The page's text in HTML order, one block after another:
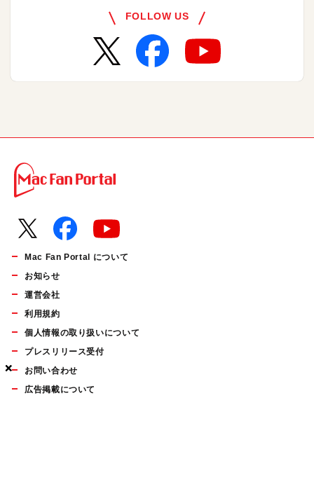
×
×
×
FOLLOW US
Mac Fan Portal について
お知らせ
運営会社
利用規約
個人情報の取り扱いについて
プレスリリース受付
お問い合わせ
広告掲載について